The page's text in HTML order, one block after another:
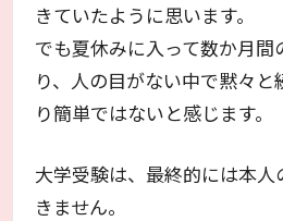
きていたように思います。
でも夏休みに入って数か月
り、人の目がない中で黙々
り簡単ではないと感じます。
大学受験は、最終的には本
きません。